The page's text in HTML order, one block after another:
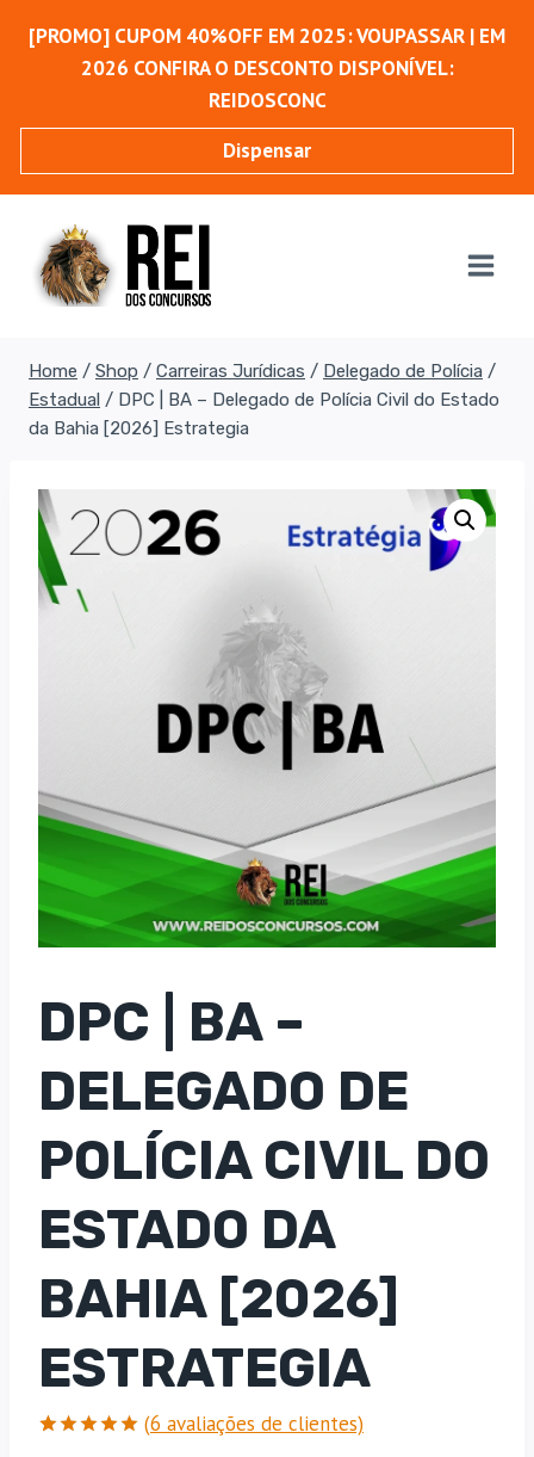
para[PROMO] CUPOM 40%OFF EM 2025: VOUPASSAR | EM
2026 CONFIRA O DESCONTO DISPONÍVEL:
REIDOSCONC
Dispensar
Home / Shop / Carreiras Jurídicas / Delegado de Polícia /
Estadual / DPC | BA – Delegado de Polícia Civil do Estado
da Bahia [2026] Estrategia
DPC | BA –
DELEGADO DE
POLÍCIA CIVIL DO
ESTADO DA
BAHIA [2026]
ESTRATEGIA
(6 avaliações de clientes)